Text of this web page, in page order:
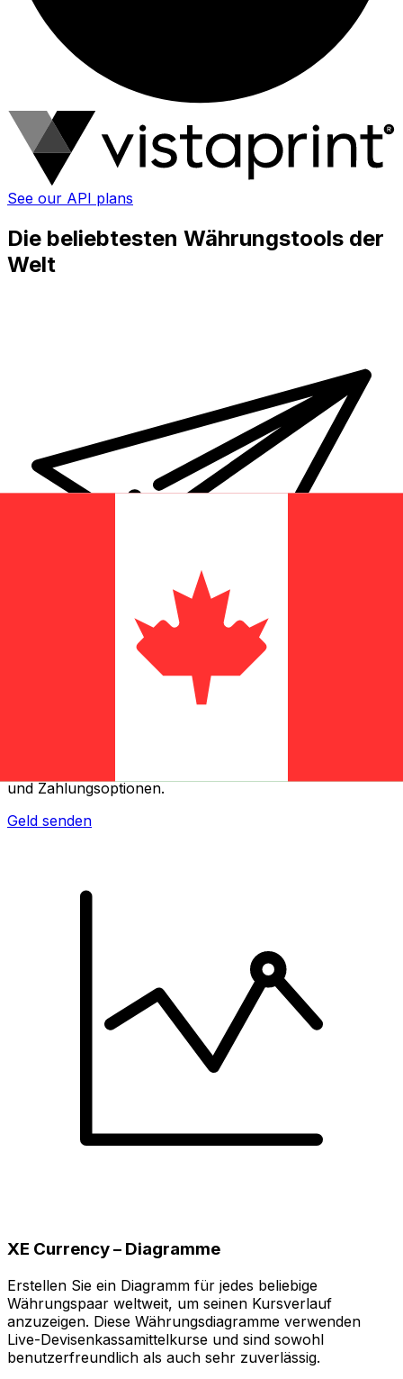
See our API plans
Die beliebtesten Währungstools der
Welt
und Zahlungsoptionen.
Geld senden
XE Currency – Diagramme
Erstellen Sie ein Diagramm für jedes beliebige
Währungspaar weltweit, um seinen Kursverlauf
anzuzeigen. Diese Währungsdiagramme verwenden
Live-Devisenkassamittelkurse und sind sowohl
benutzerfreundlich als auch sehr zuverlässig.